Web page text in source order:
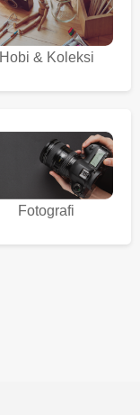
Hobi & Koleksi
Fotografi